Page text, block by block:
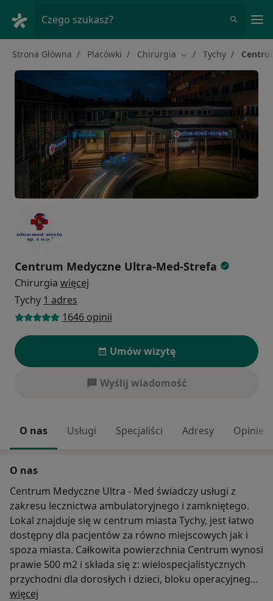
Czego szukasz?
Strona Główna Placówki Chirurgia Zmień miasto
Tychy
Centrum Medyczne Ultra-Med-Strefa
Chirurgia więcej
Tychy 1 adres
1646 opinii
Umów wizytę
Wyślij wiadomość
O nas Usługi Specjaliści Adresy Opinie
O nas
Centrum Medyczne Ultra - Med świadczy usługi z
zakresu lecznictwa ambulatoryjnego i zamkniętego.
Lokal znajduje się w centrum miasta Tychy, jest łatwo
dostępny dla pacjentów za równo miejscowych jak i
spoza miasta. Całkowita powierzchnia Centrum wynosi
prawie 500 m2 i składa się z: wielospecjalistycznych
przychodni dla dorosłych i dzieci, bloku operacyjnego,
oddziału dla pacjentów hospitalizowanych oraz
więcej